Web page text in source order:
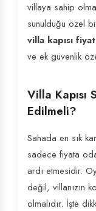
villaya sahip
sunulduğu özel
villa kapısı
ve ek güvenlik
Villa
Edilmeli?
Sahada en sık
sadece fiyata
ardı etmesidir.
değil, villanızın
olmalıdır. İşte